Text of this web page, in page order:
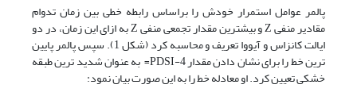
پالمر عوامل استمرار خودش را براساس رابطه خطی بین زمان تدوام
مقادیر منفی Z و بیشترین مقدار تجمعی منفی Z به ازای این زمان، در دو
ایالت کانزاس و آیووا تعریف و محاسبه کرد (شکل 1). سپس پالمر پایین
ترین خط را برای نشان دادن مقدار 4-PDSI= به عنوان شدید ترین طبقه
خشکی تعیین کرد. او معادله خط را به این صورت بیان نمود: